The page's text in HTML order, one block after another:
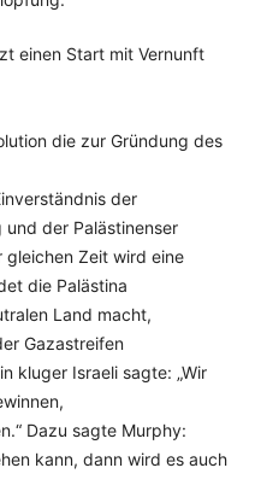
einen Start mit Vernunft
die zur Gründung des
der
und der Palästinenser
Zeit wird eine
die Palästina
Land macht,
Gazastreifen
kluger Israeli sagte: „Wir
Dazu sagte Murphy:
kann, dann wird es auch